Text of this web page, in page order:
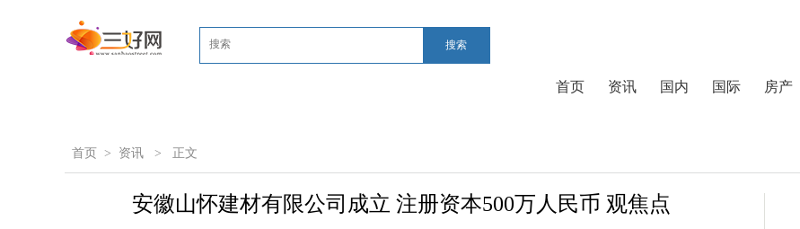
搜索
首页 资讯 国内 国际 房产
首页 > 资讯 > 正文
安徽山怀建材有限公司成立 注册资本500万人民币 观焦点